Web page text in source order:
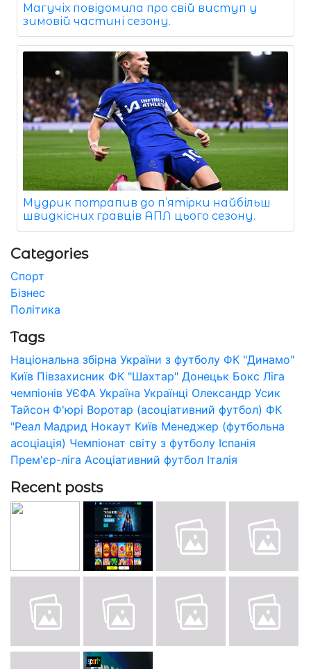
Магучіх повідомила про свій виступ у
зимовій частині сезону.
Мудрик потрапив до п’ятірки найбільш
швидкісних гравців АПЛ цього сезону.
Categories
Спорт
Бізнес
Політика
Tags
Національна збірна України з футболу ФК "Динамо"
Київ Півзахисник ФК "Шахтар" Донецьк Бокс Ліга
чемпіонів УЄФА Україна Українці Олександр Усик
Тайсон Ф'юрі Воротар (асоціативний футбол) ФК
"Реал Мадрид Нокаут Київ Менеджер (футбольна
асоціація) Чемпіонат світу з футболу Іспанія
Прем'єр-ліга Асоціативний футбол Італія
Recent posts